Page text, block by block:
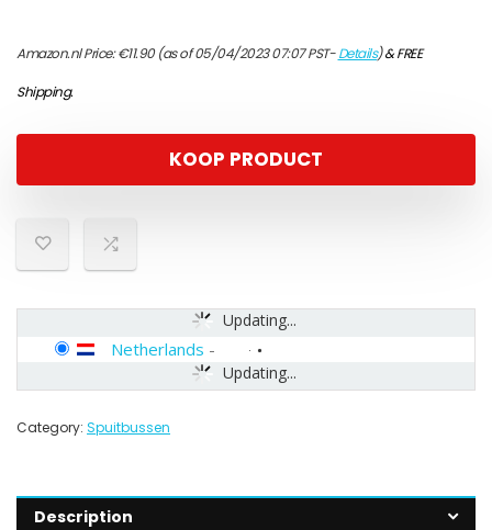
Amazon.nl Price:€11.90(as of 05/04/2023 07:07 PST-Details)&FREE
Shipping.
KOOP PRODUCT
Updating...
Updating...
Netherlands -
Category: Spuitbussen
Description